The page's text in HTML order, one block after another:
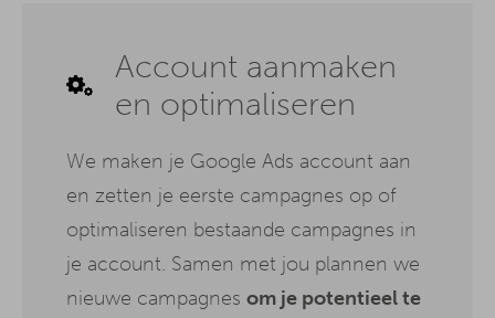
Account aanmaken
en optimaliseren
We maken je Google Ads account aan
en zetten je eerste campagnes op of
optimaliseren bestaande campagnes in
je account. Samen met jou plannen we
nieuwe campagnes om je potentieel te